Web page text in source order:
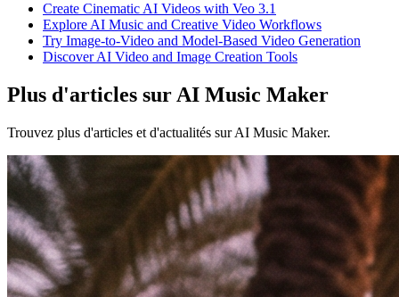
Create Cinematic AI Videos with Veo 3.1
Explore AI Music and Creative Video Workflows
Try Image-to-Video and Model-Based Video Generation
Discover AI Video and Image Creation Tools
Plus d'articles sur AI Music Maker
Trouvez plus d'articles et d'actualités sur AI Music Maker.